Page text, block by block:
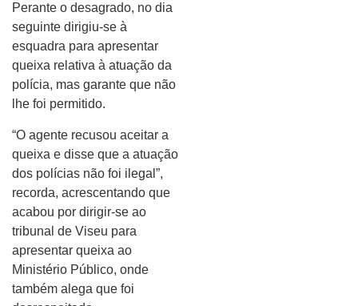
Perante o desagrado, no dia
seguinte dirigiu-se à
esquadra para apresentar
queixa relativa à atuação da
polícia, mas garante que não
lhe foi permitido.
“O agente recusou aceitar a
queixa e disse que a atuação
dos polícias não foi ilegal”,
recorda, acrescentando que
acabou por dirigir-se ao
tribunal de Viseu para
apresentar queixa ao
Ministério Público, onde
também alega que foi